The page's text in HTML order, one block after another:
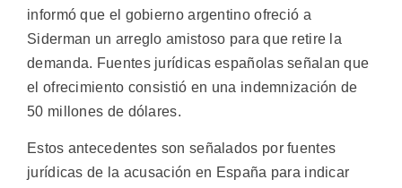
informó que el gobierno argentino ofreció a
Siderman un arreglo amistoso para que retire la
demanda. Fuentes jurídicas españolas señalan que
el ofrecimiento consistió en una indemnización de
50 millones de dólares.
Estos antecedentes son señalados por fuentes
jurídicas de la acusación en España para indicar